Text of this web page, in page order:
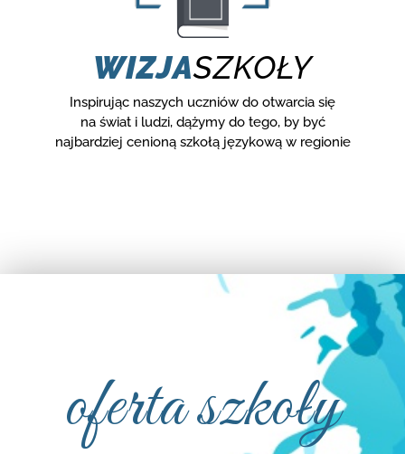
WIZJASZKOŁY
Inspirując naszych uczniów do otwarcia się
na świat i ludzi, dążymy do tego, by być
najbardziej cenioną szkołą językową w regionie
oferta szkoły